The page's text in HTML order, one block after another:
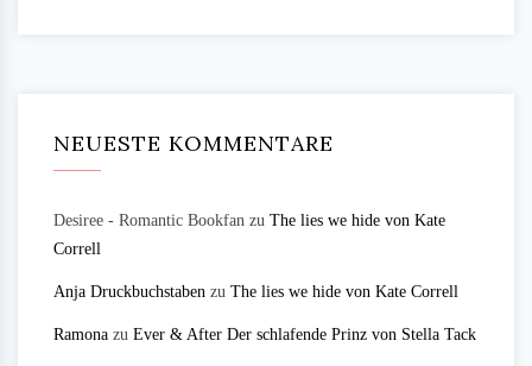
NEUESTE KOMMENTARE
Desiree - Romantic Bookfan zu The lies we hide von Kate
Correll
Anja Druckbuchstaben zu The lies we hide von Kate Correll
Ramona zu Ever & After Der schlafende Prinz von Stella Tack